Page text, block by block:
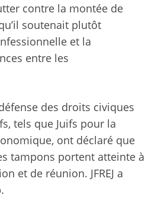
contre la montée de
soutenait plutôt
et la
entre les
des droits civiques
tels que Juifs pour la
ont déclaré que
tampons portent atteinte à
et de réunion. JFREJ a